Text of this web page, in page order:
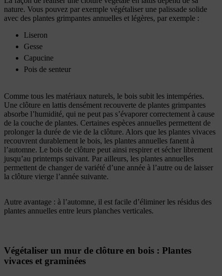
nature. Vous pouvez par exemple végétaliser une palissade solide
avec des plantes grimpantes annuelles et légères, par exemple :
Liseron
Gesse
Capucine
Pois de senteur
Comme tous les matériaux naturels, le bois subit les intempéries.
Une clôture en lattis densément recouverte de plantes grimpantes
absorbe l’humidité, qui ne peut pas s’évaporer correctement à cause
de la couche de plantes. Certaines espèces annuelles permettent de
prolonger la durée de vie de la clôture. Alors que les plantes vivaces
recouvrent durablement le bois, les plantes annuelles fanent à
l’automne. Le bois de clôture peut ainsi respirer et sécher librement
jusqu’au printemps suivant. Par ailleurs, les plantes annuelles
permettent de changer de variété d’une année à l’autre ou de laisser
la clôture vierge l’année suivante.
Autre avantage : à l’automne, il est facile d’éliminer les résidus des
plantes annuelles entre leurs planches verticales.
Végétaliser un mur de clôture en bois : Plantes
vivaces et graminées